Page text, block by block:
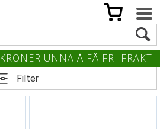
KRONER UNNA Å FÅ FRI FRAKT!
Filter